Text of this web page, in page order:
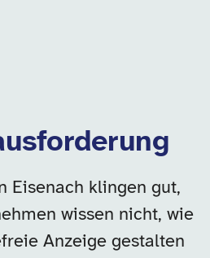
Eisenach klingen gut,
wissen nicht, wie
Anzeige gestalten